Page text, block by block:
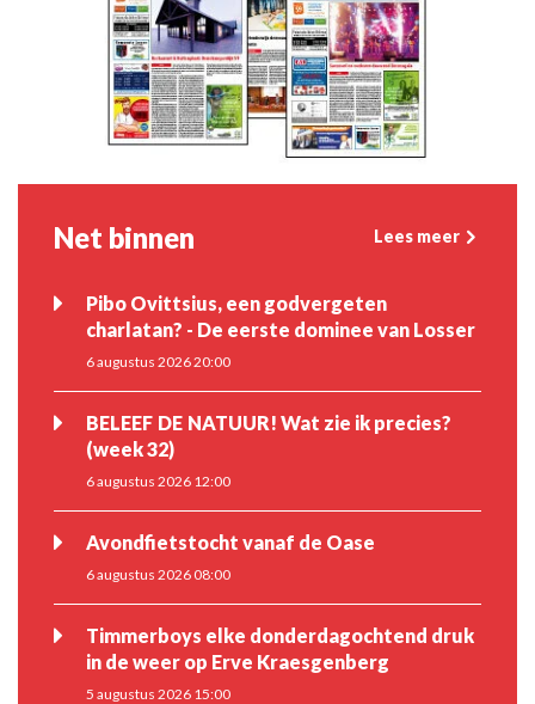
Net binnen Lees meer
Pibo Ovittsius, een godvergeten
charlatan? - De eerste dominee van Losser
6 augustus 2026 20:00
BELEEF DE NATUUR! Wat zie ik precies?
(week 32)
6 augustus 2026 12:00
Avondfietstocht vanaf de Oase
6 augustus 2026 08:00
Timmerboys elke donderdagochtend druk
in de weer op Erve Kraesgenberg
5 augustus 2026 15:00